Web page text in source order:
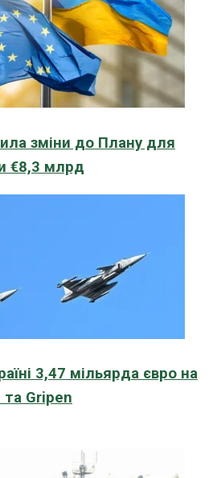
зміни до Плану для
€8,3 млрд
3,47 мільярда євро на
Gripen